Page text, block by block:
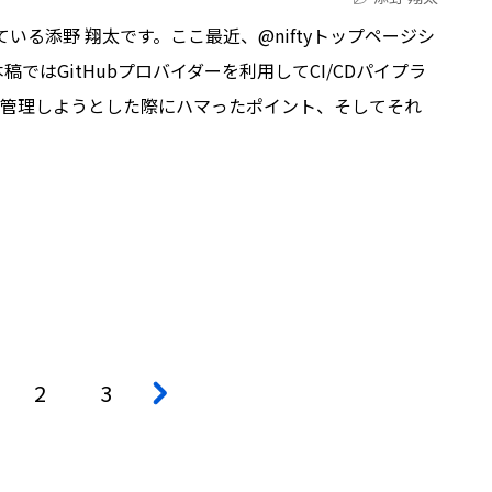
る添野 翔太です。ここ最近、@niftyトップページシ
ではGitHubプロバイダーを利用してCI/CDパイプラ
理しようとした際にハマったポイント、そしてそれ
2 3